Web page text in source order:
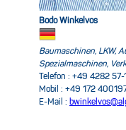
Bodo Winkelvos
Baumaschinen, LKW,
Spezialmaschinen,
Telefon : +49 4282 57-
Mobil : +49 172
E-Mail :